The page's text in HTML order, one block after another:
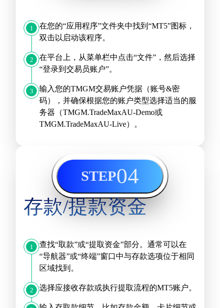
1
在您的“应用程序”文件夹中找到“MT5”图标，
双击以启动该程序。
2
在平台上，从菜单栏中点击“文件”，然后选择
“登录到交易员账户”。
3
输入您的TMGM交易账户凭据（账号&密
码），并确保根据您的账户类型选择适当的服
务器（TMGM.TradeMaxAU-Demo或
TMGM.TradeMaxAU-Live）。
STEP04
存款/提款资金
1
查找“取款”或“提取资金”部分。通常可以在
“导航器”或“终端”窗口中与存款选项位于相同
区域找到。
2 选择应接收存款或执行提取流程的MT5账户。